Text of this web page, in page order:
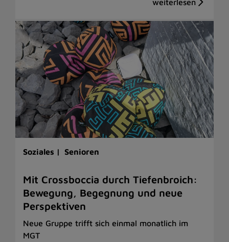
Soziales | Senioren
Mit Crossboccia durch Tiefenbroich:
Bewegung, Begegnung und neue
Perspektiven
Neue Gruppe trifft sich einmal monatlich im
MGT